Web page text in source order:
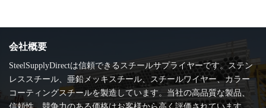
会社概要
SteelSupplyDirectは信頼できるスチールサプライヤーです。ステン
レススチール、亜鉛メッキスチール、スチールワイヤー、カラー
コーティングスチールを製造しています。当社の高品質な製品、
信頼性、競争力のある価格はお客様から高く評価されています。